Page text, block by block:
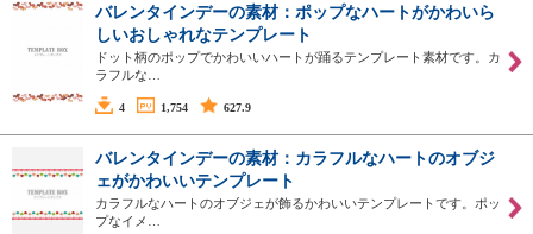
バレンタインデーの素材：ポップなハートがかわいら
しいおしゃれなテンプレート
ドット柄のポップでかわいいハートが踊るテンプレート素材です。カ
ラフルな…
4 1,754 627.9
バレンタインデーの素材：カラフルなハートのオブジ
ェがかわいいテンプレート
カラフルなハートのオブジェが飾るかわいいテンプレートです。ポッ
プなイメ…